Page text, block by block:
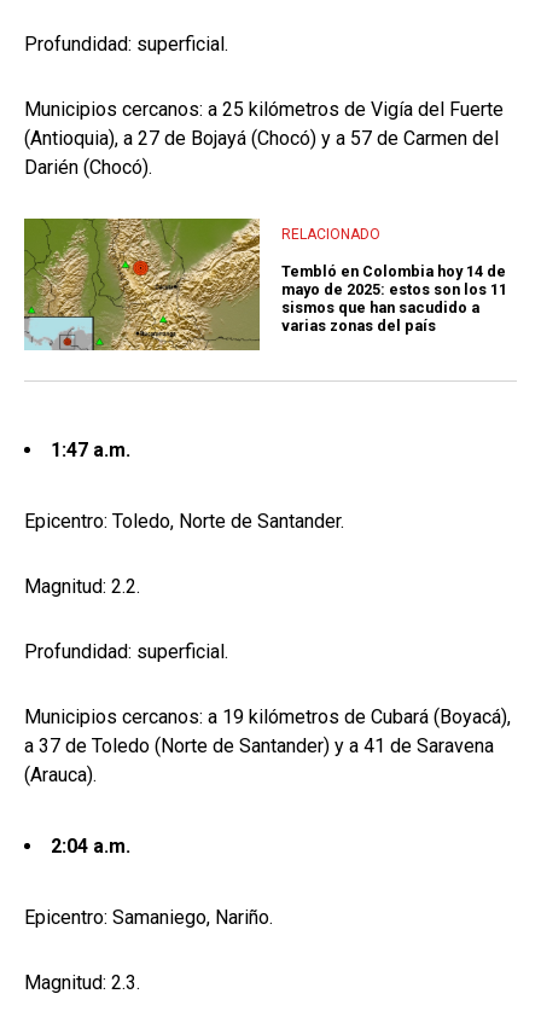
Profundidad: superficial.
Municipios cercanos: a 25 kilómetros de Vigía del Fuerte
(Antioquia), a 27 de Bojayá (Chocó) y a 57 de Carmen del
Darién (Chocó).
RELACIONADO
Tembló en Colombia hoy 14 de
mayo de 2025: estos son los 11
sismos que han sacudido a
varias zonas del país
1:47 a.m.
Epicentro: Toledo, Norte de Santander.
Magnitud: 2.2.
Profundidad: superficial.
Municipios cercanos: a 19 kilómetros de Cubará (Boyacá),
a 37 de Toledo (Norte de Santander) y a 41 de Saravena
(Arauca).
2:04 a.m.
Epicentro: Samaniego, Nariño.
Magnitud: 2.3.